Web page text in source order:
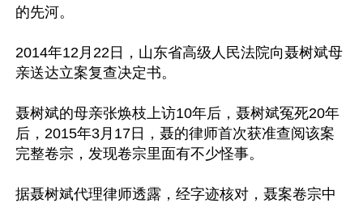
的先河。
2014年12月22日，山东省高级人民法院向聂树斌母
亲送达立案复查决定书。
聂树斌的母亲张焕枝上访10年后，聂树斌冤死20年
后，2015年3月17日，聂的律师首次获准查阅该案
完整卷宗，发现卷宗里面有不少怪事。
据聂树斌代理律师透露，经字迹核对，聂案卷宗中